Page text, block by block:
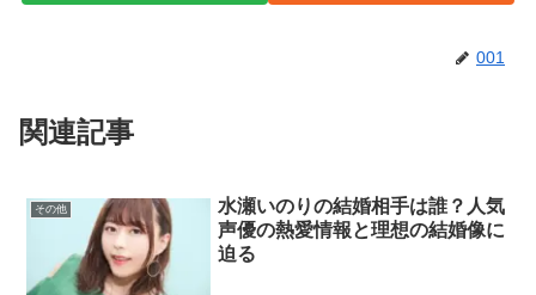
001
関連記事
その他
水瀬いのりの結婚相手は誰？人気
声優の熱愛情報と理想の結婚像に
迫る